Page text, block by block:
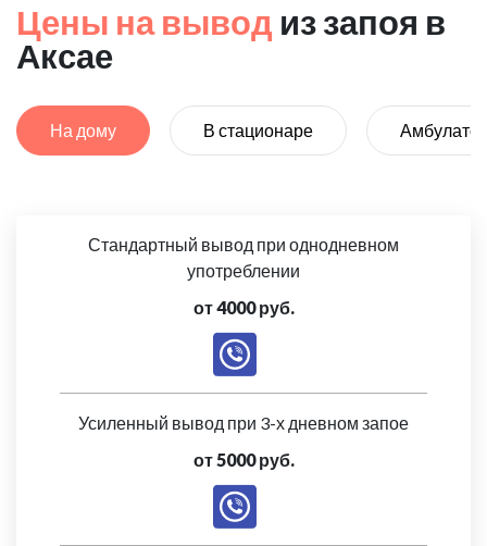
Цены на вывод из запоя в
Аксае
На дому В стационаре
Стандартный вывод при однодневном
употреблении
от 4000 руб.
Усиленный вывод при 3-х дневном запое
от 5000 руб.